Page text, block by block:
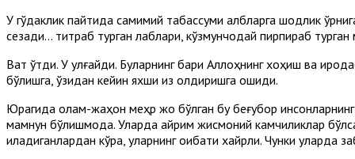
У гўдаклик пайтида самимий табассуми қалбларга шодлик
сезади... титраб турган лаблари, кўзмунчоқдай пирпираб
Вақт ўтди. У улғайди. Буларнинг бари Аллоҳнинг хоҳиш ва
бўлишга, ўзидан кейин яхши из қолдиришга ошиқди.
Юрагида олам-жаҳон меҳр жо бўлган бу беғубор инсонларнинг
мамнун бўлишмоқда. Уларда айрим жисмоний камчиликлар
қиладиганлардан кўра, уларнинг оқибати хайрли. Чунки уларда